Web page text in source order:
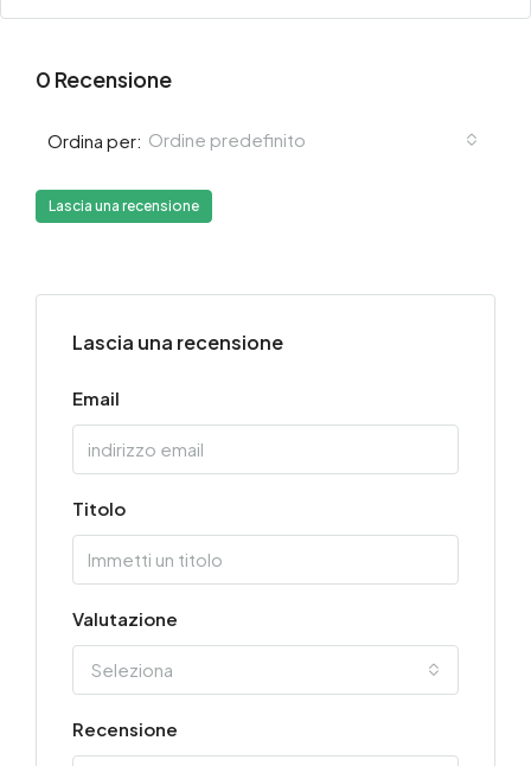
0 Recensione
Ordina per: Ordine predefinito
Lascia una recensione
Lascia una recensione
Email
Titolo
Valutazione
Seleziona
Recensione